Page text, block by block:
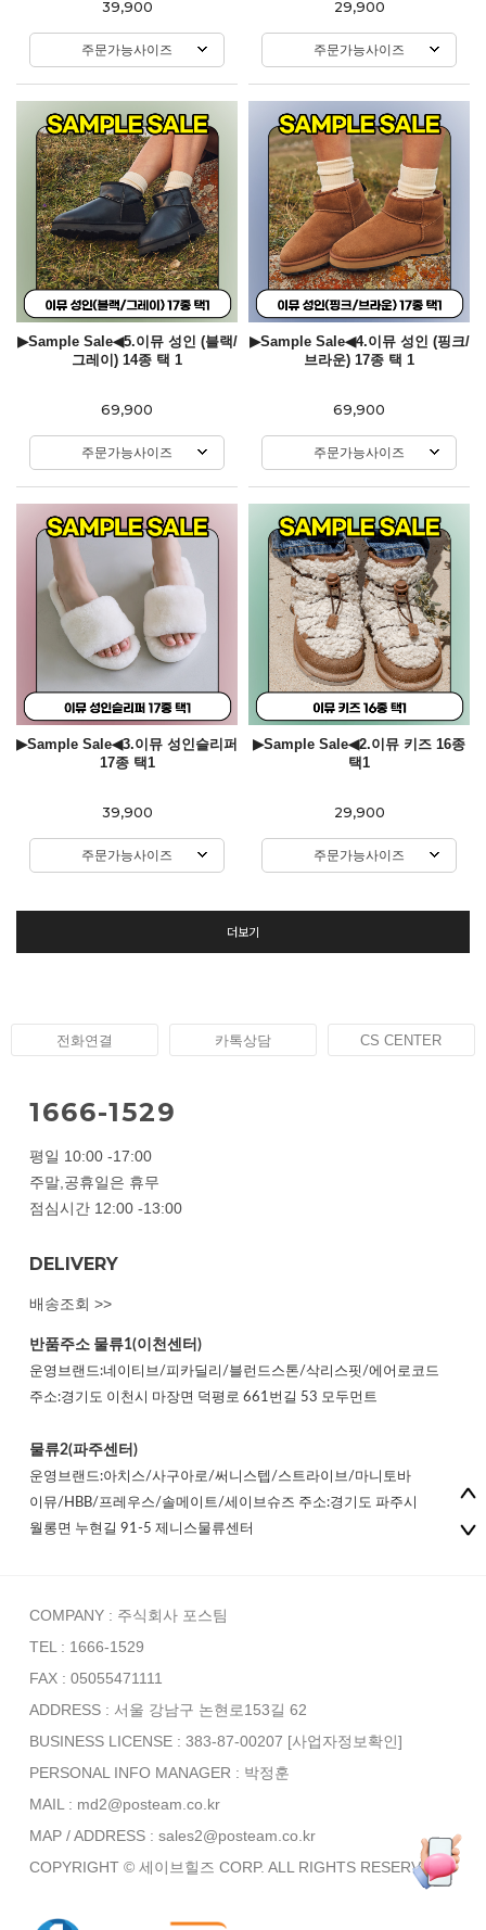
39,900
주문가능사이즈
29,900
주문가능사이즈
▶Sample Sale◀5.이뮤 성인 (블랙/
그레이) 14종 택 1
69,900
주문가능사이즈
▶Sample Sale◀4.이뮤 성인 (핑크/
브라운) 17종 택 1
69,900
주문가능사이즈
▶Sample Sale◀3.이뮤 성인슬리퍼
17종 택1
39,900
주문가능사이즈
▶Sample Sale◀2.이뮤 키즈 16종
택1
29,900
주문가능사이즈
더보기
전화연결 카톡상담 CS CENTER
1666-1529
평일 10:00 -17:00
주말,공휴일은 휴무
점심시간 12:00 -13:00
DELIVERY
배송조회 >>
반품주소 물류1(이천센터)
운영브랜드:네이티브/피카딜리/블런드스톤/삭리스핏/에어로코드
주소:경기도 이천시 마장면 덕평로 661번길 53 모두먼트
물류2(파주센터)
운영브랜드:아치스/사구아로/써니스텝/스트라이브/마니토바
이뮤/HBB/프레우스/솔메이트/세이브슈즈 주소:경기도 파주시
월롱면 누현길 91-5 제니스물류센터
COMPANY : 주식회사 포스팀
TEL : 1666-1529
FAX : 05055471111
ADDRESS : 서울 강남구 논현로153길 62
BUSINESS LICENSE : 383-87-00207 [사업자정보확인]
PERSONAL INFO MANAGER : 박정훈
MAIL : md2@posteam.co.kr
MAP / ADDRESS : sales2@posteam.co.kr
COPYRIGHT © 세이브힐즈 CORP. ALL RIGHTS RESERVED.